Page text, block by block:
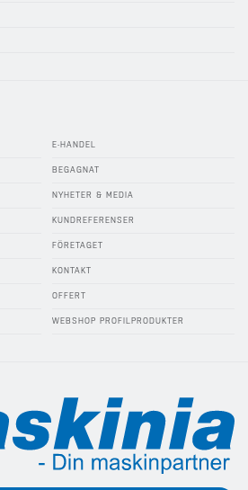
E-HANDEL
BEGAGNAT
NYHETER & MEDIA
KUNDREFERENSER
FÖRETAGET
KONTAKT
OFFERT
WEBSHOP PROFILPRODUKTER